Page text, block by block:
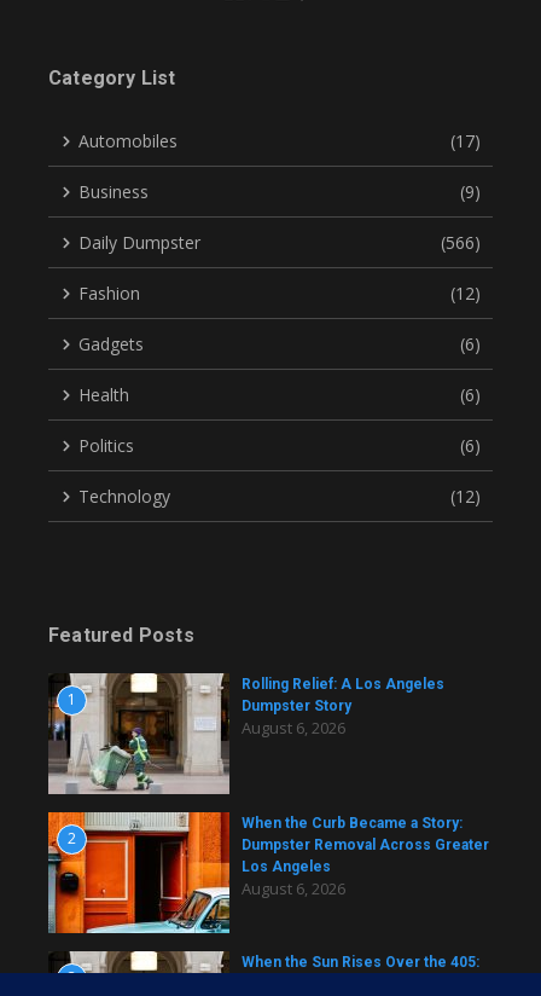
Category List
Automobiles (17)
Business (9)
Daily Dumpster (566)
Fashion (12)
Gadgets (6)
Health (6)
Politics (6)
Technology (12)
Featured Posts
1
Rolling Relief: A Los Angeles
Dumpster Story
August 6, 2026
2
When the Curb Became a Story:
Dumpster Removal Across Greater
Los Angeles
August 6, 2026
3
When the Sun Rises Over the 405: